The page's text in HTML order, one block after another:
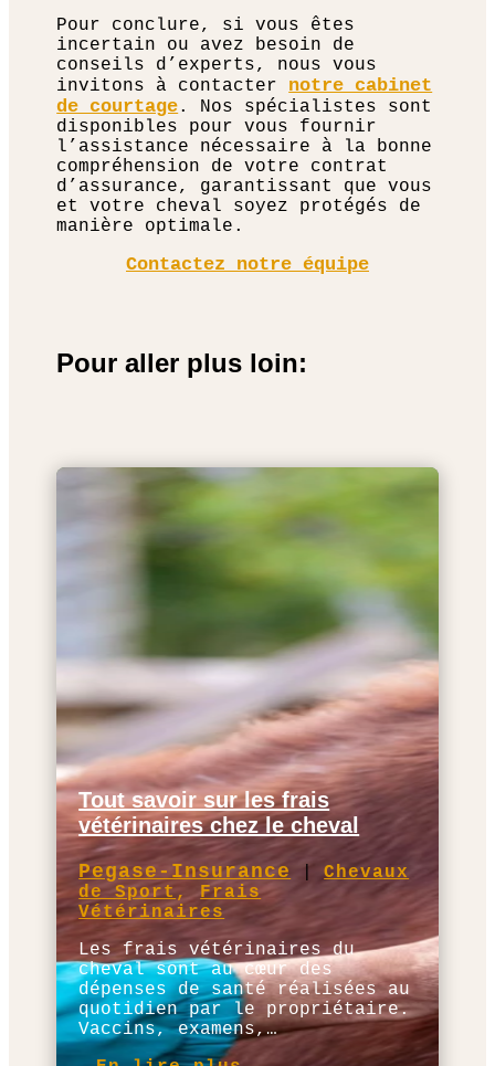
Pour conclure, si vous êtes
incertain ou avez besoin de
conseils d’experts, nous vous
invitons à contacter notre cabinet
de courtage. Nos spécialistes sont
disponibles pour vous fournir
l’assistance nécessaire à la bonne
compréhension de votre contrat
d’assurance, garantissant que vous
et votre cheval soyez protégés de
manière optimale.
Contactez notre équipe
Pour aller plus loin:
Tout savoir sur les frais
vétérinaires chez le cheval
Pegase-Insurance
Chevaux
de Sport,Frais
Vétérinaires
Les frais vétérinaires du
cheval sont au cœur des
dépenses de santé réalisées au
quotidien par le propriétaire.
Vaccins, examens,…